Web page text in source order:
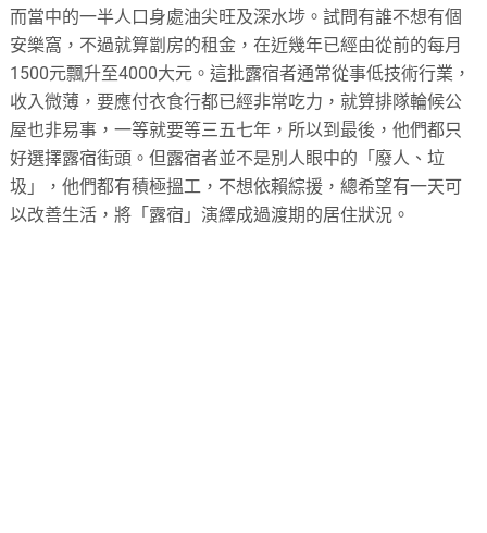
而當中的一半人口身處油尖旺及深水埗。試問有誰不想有個
安樂窩，不過就算劏房的租金，在近幾年已經由從前的每月
1500元飄升至4000大元。這批露宿者通常從事低技術行業，
收入微薄，要應付衣食行都已經非常吃力，就算排隊輪候公
屋也非易事，一等就要等三五七年，所以到最後，他們都只
好選擇露宿街頭。但露宿者並不是別人眼中的「廢人、垃
圾」，他們都有積極搵工，不想依賴綜援，總希望有一天可
以改善生活，將「露宿」演繹成過渡期的居住狀況。